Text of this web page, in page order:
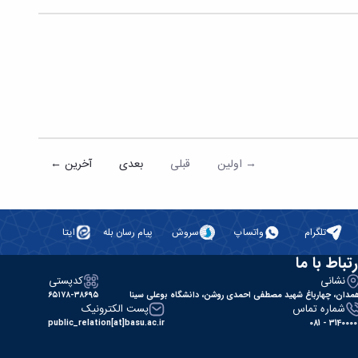
→ اولین قبلی بعدی آخرین ←
تلگرام واتساپ سروش پیام رسان بله ایتا
با ما
نشانی
چهارباغ شهید مصطفی احمدی روشن، دانشگاه بوعلی سینا
کدپستی
۶۵۱۷۸-۳۸۶۹۵
شماره تماس
31400000 -
پست الکترونیک
public_relation[at]basu.ac.ir